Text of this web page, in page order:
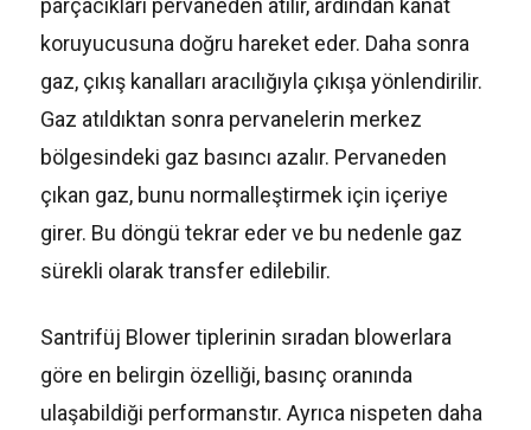
parçacıkları pervaneden atılır, ardından kanat
koruyucusuna doğru hareket eder. Daha sonra
gaz, çıkış kanalları aracılığıyla çıkışa yönlendirilir.
Gaz atıldıktan sonra pervanelerin merkez
bölgesindeki gaz basıncı azalır. Pervaneden
çıkan gaz, bunu normalleştirmek için içeriye
girer. Bu döngü tekrar eder ve bu nedenle gaz
sürekli olarak transfer edilebilir.
Santrifüj Blower tiplerinin sıradan blowerlara
göre en belirgin özelliği, basınç oranında
ulaşabildiği performanstır. Ayrıca nispeten daha